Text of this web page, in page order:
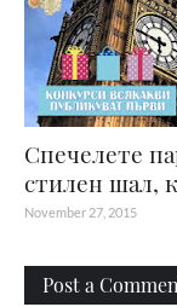
Спечелете
стилен шал,
November 27, 2015
Post a